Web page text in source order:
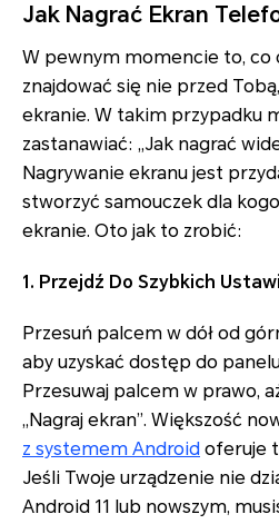
Jak Nagrać Ekran
W pewnym momencie to, co
znajdować się nie przed
ekranie. W takim przypadku
zastanawiać: „Jak nagrać
Nagrywanie ekranu jest
stworzyć samouczek dla
ekranie. Oto jak to zrobić:
1. Przejdź Do Szybkich
Przesuń palcem w dół od
aby uzyskać dostęp do
Przesuwaj palcem w prawo,
„Nagraj ekran”. Większość
z systemem Android oferuje
Jeśli Twoje urządzenie nie
Android 11 lub nowszym,